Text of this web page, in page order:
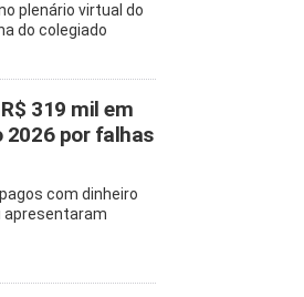
plenário virtual do
do colegiado
319 mil em
2026 por falhas
com dinheiro
apresentaram